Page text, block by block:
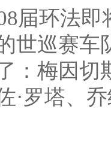
届环法
世巡赛车
：梅因切
·罗塔、